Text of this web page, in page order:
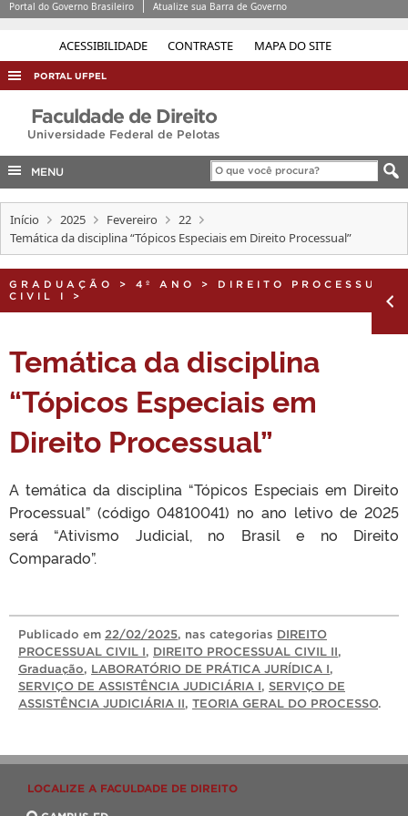
ACESSIBILIDADE CONTRASTE MAPA DO SITE
Portal do Governo Brasileiro Atualize sua Barra de Governo
PORTAL UFPEL
ACESSO À INFORMAÇÃO
AUDITORIA
COBALTO
OUVIDORIA
TELEFONES
Faculdade de Direito
Universidade Federal de Pelotas
MENU
Início 2025 Fevereiro
22
Temática da disciplina “Tópicos Especiais em Direito Processual”
GRADUAÇÃO > 4º ANO > DIREITO PROCESSUAL
CIVIL I
>
Temática da disciplina
“Tópicos Especiais em
Direito Processual”
A temática da disciplina “Tópicos Especiais em Direito
Processual” (código 04810041) no ano letivo de 2025
será “Ativismo Judicial, no Brasil e no Direito
Comparado”.
Publicado em 22/02/2025, nas categorias DIREITO
PROCESSUAL CIVIL I, DIREITO PROCESSUAL CIVIL II,
Graduação, LABORATÓRIO DE PRÁTICA JURÍDICA I,
SERVIÇO DE ASSISTÊNCIA JUDICIÁRIA I, SERVIÇO DE
ASSISTÊNCIA JUDICIÁRIA II, TEORIA GERAL DO PROCESSO.
LOCALIZE A FACULDADE DE DIREITO